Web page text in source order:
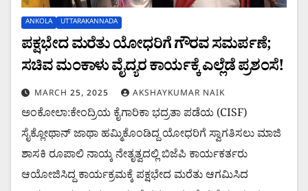
ANKOLA UTTARAKANNADA
ಪಕ್ಷಭೇದ ಮರೆತು ಯೋಧರಿಗೆ ಗೌರವ ಸಮರ್ಪಣೆ;
ಸಚಿವ ಮಂಕಾಳು ವೈದ್ಯರ ಕಾರ್ಯಕ್ಕೆ ಎಲ್ಲೆಡೆ ಪ್ರಶಂಸೆ!
MARCH 25, 2025 AKSHAYKUMAR NAIK
ಅಂಕೋಲಾ:ಕೇಂದ್ರಿಯ ಕೈಗಾರಿಕಾ ಭದ್ರತಾ ಪಡೆಯ (CISF)
ಸೈಕ್ಲೋಥಾನ್ ಜಾಥಾ ಹಮ್ಮಿಕೊಂಡಿದ್ದ ಯೋಧರಿಗೆ ಸ್ವಾಗತಿಸಲು ಮಾಜಿ
ಶಾಸಕಿ ರೂಪಾಲಿ ನಾಯ್ಕ ನೇತೃತ್ವದಲ್ಲಿ ಬಿಜೆಪಿ ಕಾರ್ಯಕರ್ತರು
ಆಯೋಜಿಸಿದ್ದ ಕಾರ್ಯಕ್ರಮಕ್ಕೆ ಪಕ್ಷಭೇದ ಮರೆತು ಆಗಮಿಸಿದ